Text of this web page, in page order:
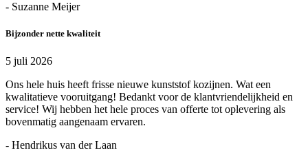
- Suzanne Meijer
Bijzonder nette kwaliteit
5 juli 2026
Ons hele huis heeft frisse nieuwe kunststof kozijnen. Wat een
kwalitatieve vooruitgang! Bedankt voor de klantvriendelijkheid en
service! Wij hebben het hele proces van offerte tot oplevering als
bovenmatig aangenaam ervaren.
- Hendrikus van der Laan